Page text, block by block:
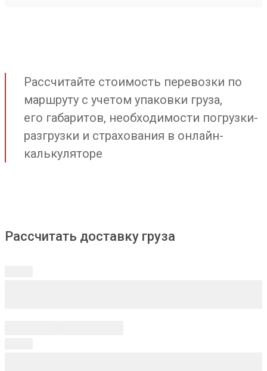
Рассчитайте стоимость перевозки по
маршруту с учетом упаковки груза,
его габаритов, необходимости погрузки-
разгрузки и страхования в онлайн-
калькуляторе
Рассчитать доставку груза